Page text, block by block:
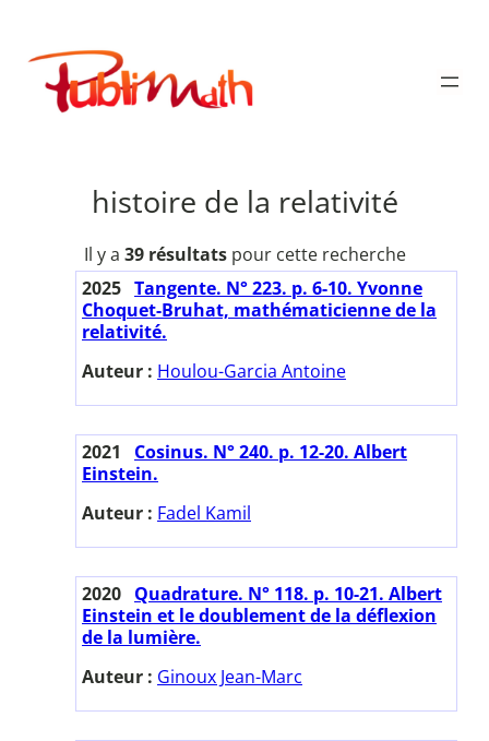
contenu
Publimath
histoire de la relativité
Il y a 39 résultatspour cette recherche
2025 Tangente. N° 223. p. 6-10. Yvonne
Choquet-Bruhat, mathématicienne de la
relativité.
Auteur : Houlou-Garcia Antoine
2021
Cosinus. N° 240. p. 12-20. Albert
Einstein.
Auteur : Fadel Kamil
2020 Quadrature. N° 118. p. 10-21. Albert
Einstein et le doublement de la déflexion
de la lumière.
Auteur : Ginoux Jean-Marc